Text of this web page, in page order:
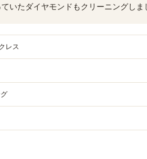
いたダイヤモンドもクリーニングしま
レス